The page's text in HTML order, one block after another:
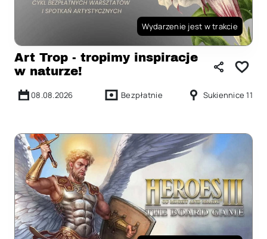
Wydarzenie jest w trakcie
Art Trop - tropimy inspiracje
w naturze!
08.08.2026 Bezpłatnie Sukiennice 11